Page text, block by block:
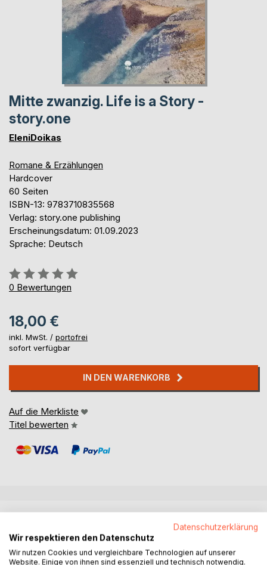
Mitte zwanzig. Life is a Story -
story.one
EleniDoikas
Romane & Erzählungen
Hardcover
60 Seiten
ISBN-13: 9783710835568
Verlag: story.one publishing
Erscheinungsdatum: 01.09.2023
Sprache: Deutsch
Bewertung::
0%
0 Bewertungen
18,00 €
inkl. MwSt. / portofrei
sofort verfügbar
IN DEN WARENKORB
Auf die Merkliste
Titel bewerten
Mitte zwanzig sein ist hart.
Datenschutzerklärung
Wir respektieren den Datenschutz
Wir nutzen Cookies und vergleichbare Technologien auf unserer
Website. Einige von ihnen sind essenziell und technisch notwendig.